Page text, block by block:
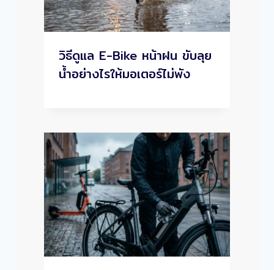
วิธีดูแล E-Bike หน้าฝน ขับลุย
น้ำอย่างไรให้มอเตอร์ไม่พัง